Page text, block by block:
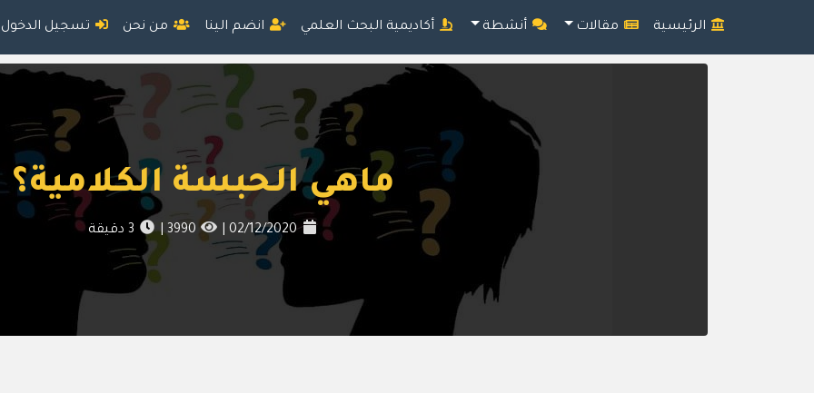
الرئيسية مقالات أنشطة أكاديمية البحث العلمي انضم الينا من نحن تسجيل الدخول
ماهي الحبسة الكلامية؟
02/12/2020
|
3 دقيقة